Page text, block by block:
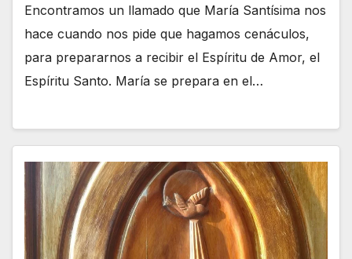
Encontramos un llamado que María Santísima nos
hace cuando nos pide que hagamos cenáculos,
para prepararnos a recibir el Espíritu de Amor, el
Espíritu Santo. María se prepara en el…